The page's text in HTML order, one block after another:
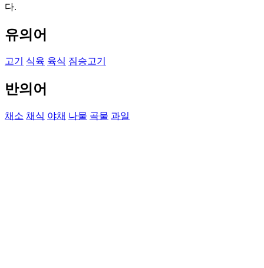
다.
유의어
고기 식육 육식 짐승고기
반의어
채소 채식 야채 나물 곡물 과일